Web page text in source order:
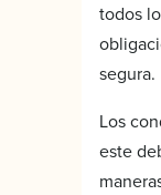
todos
segura.
Los
este